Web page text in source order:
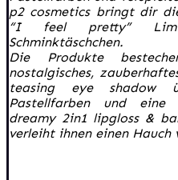
p2 cosmetics bringt dir
“I feel pretty”
Schminktäschchen.
Die Produkte
nostalgisches,
teasing eye shadow
Pastellfarben und eine
dreamy 2in1 lipgloss &
verleiht ihnen einen Hauch